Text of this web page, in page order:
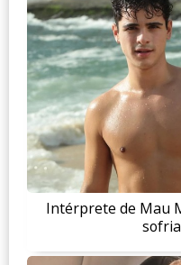
Intérprete de Mau